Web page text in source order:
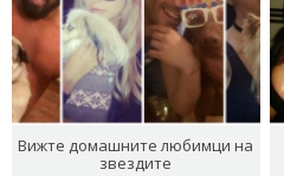
Вижте домашните любимци на
звездите